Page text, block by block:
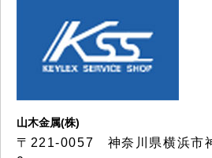
山木金属(株)
〒221-0057 神奈川県横浜市